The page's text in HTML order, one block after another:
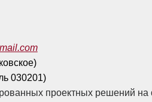
030201)
проектных решений на